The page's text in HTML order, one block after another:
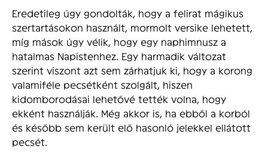
Eredetileg úgy gondolták, hogy a felirat mágikus
szertartásokon használt, mormolt versike lehetett,
míg mások úgy vélik, hogy egy naphimnusz a
hatalmas Napistenhez. Egy harmadik változat
szerint viszont azt sem zárhatjuk ki, hogy a korong
valamiféle pecsétként szolgált, hiszen
kidomborodásai lehetővé tették volna, hogy
ekként használják. Még akkor is, ha ebből a korból
és később sem került elő hasonló jelekkel ellátott
pecsét.